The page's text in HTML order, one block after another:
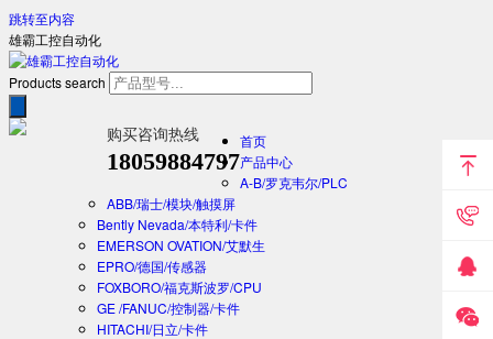
跳转至内容
雄霸工控自动化
Products search
购买咨询热线
18059884797
首页
产品中心
A-B/罗克韦尔/PLC
ABB/瑞士/模块/触摸屏
Bently Nevada/本特利/卡件
EMERSON OVATION/艾默生
EPRO/德国/传感器
FOXBORO/福克斯波罗/CPU
GE /FANUC/控制器/卡件
HITACHI/日立/卡件